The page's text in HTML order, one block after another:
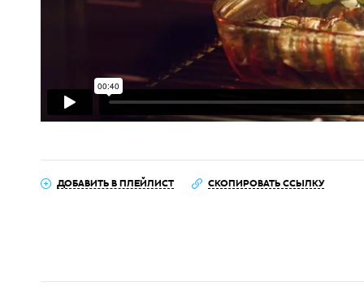
ДОБАВИТЬ В ПЛЕЙЛИСТ СКОПИРОВАТЬ ССЫЛКУ